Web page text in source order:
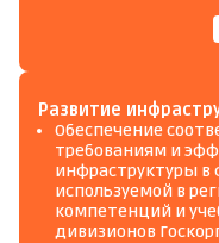
Развитие
Обеспечение
требованиям и
инфраструктуры
используемой в
компетенций и
дивизионов